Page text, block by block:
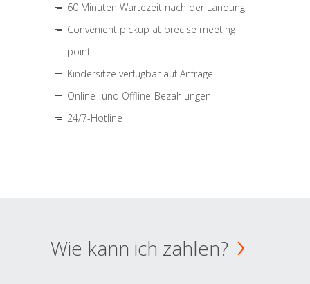
60 Minuten Wartezeit nach der Landung
Convenient pickup at precise meeting
point
Kindersitze verfügbar auf Anfrage
Online- und Offline-Bezahlungen
24/7-Hotline
Wie kann ich zahlen?